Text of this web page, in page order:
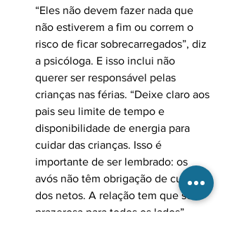
“Eles não devem fazer nada que
não estiverem a fim ou correm o
risco de ficar sobrecarregados”, diz
a psicóloga. E isso inclui não
querer ser responsável pelas
crianças nas férias. “Deixe claro aos
pais seu limite de tempo e
disponibilidade de energia para
cuidar das crianças. Isso é
importante de ser lembrado: os
avós não têm obrigação de cuidar
dos netos. A relação tem que ser
prazerosa para todos os lados”.